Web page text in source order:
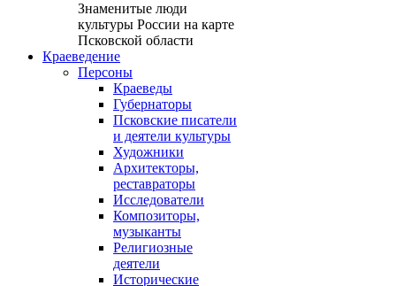
Знаменитые люди
культуры России на карте
Псковской области
Краеведение
Персоны
Краеведы
Губернаторы
Псковские писатели
и деятели культуры
Художники
Архитекторы,
реставраторы
Исследователи
Композиторы,
музыканты
Религиозные
деятели
Исторические